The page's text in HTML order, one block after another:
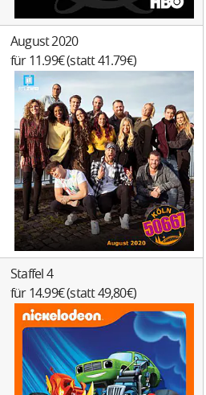
August 2020
für 11.99€ (statt 41.79€)
Staffel 4
für 14.99€ (statt 49,80€)